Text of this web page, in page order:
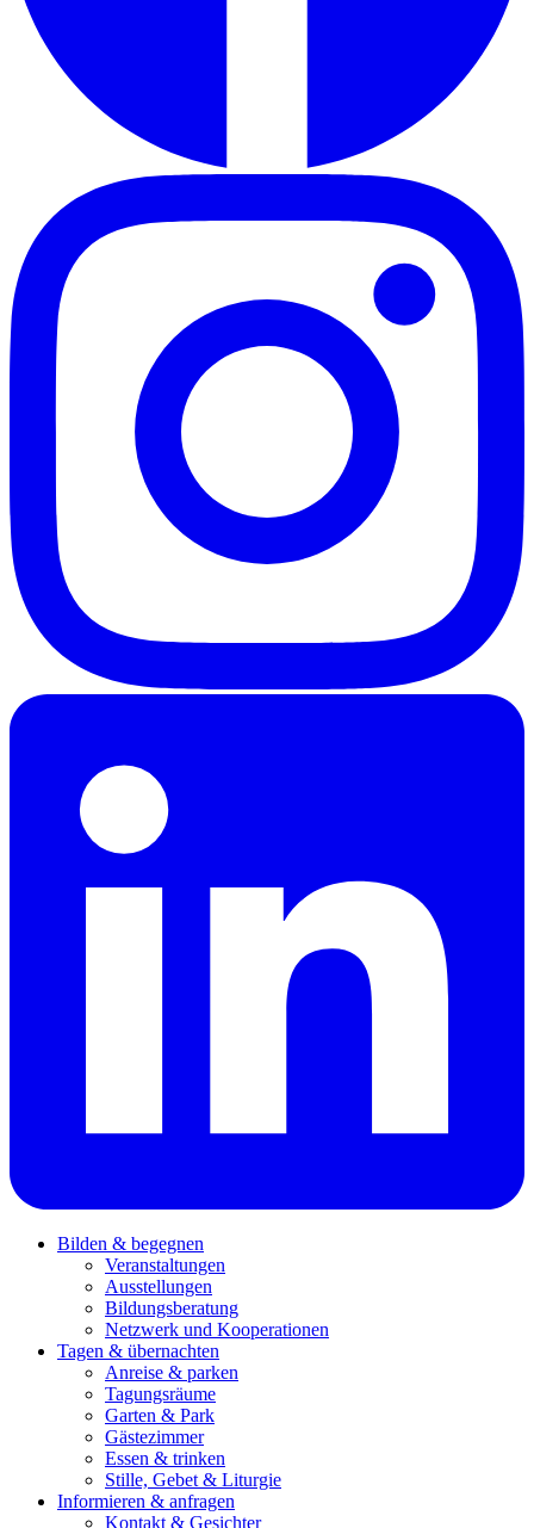
Bilden & begegnen
Veranstaltungen
Ausstellungen
Bildungsberatung
Netzwerk und Kooperationen
Tagen & übernachten
Anreise & parken
Tagungsräume
Garten & Park
Gästezimmer
Essen & trinken
Stille, Gebet & Liturgie
Informieren & anfragen
Kontakt & Gesichter